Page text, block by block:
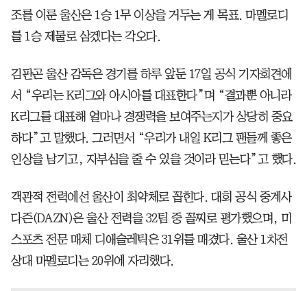
조를 이룬 울산은 1승 1무 이상을 거두는 게 목표. 마멜로디
를 1승 제물로 삼겠다는 각오다.
김판곤 울산 감독은 경기를 하루 앞둔 17일 공식 기자회견에
서 “우리는 K리그와 아시아를 대표한다”며 “결과뿐 아니라
K리그를 대표해 얼마나 경쟁력을 보여주는지가 상당히 중요
하다”고 말했다. 그러면서 “우리가 내일 K리그 팬들께 좋은
인상을 남기고, 자부심을 줄 수 있을 것이라 믿는다”고 했다.
객관적 전력에선 울산이 최약체로 꼽힌다. 대회 공식 중계사
다즌(DAZN)은 울산 전력을 32팀 중 꼴찌로 평가했으며, 미
스포츠 전문 매체 디애슬레틱은 31위를 매겼다. 울산 1차전
상대 마멜로디는 20위에 자리했다.